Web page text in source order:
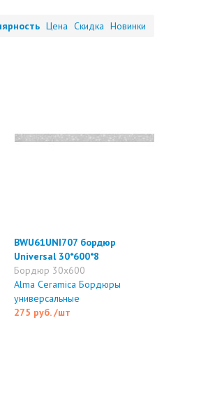
Цена Скидка Новинки
BWU61UNI707 бордюр
Universal 30*600*8
Бордюр 30x600
Alma Ceramica Бордюры
универсальные
275 руб./шт